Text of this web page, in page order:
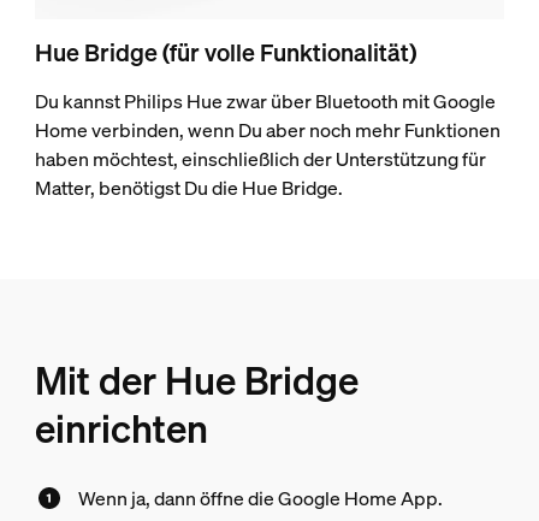
Hue Bridge (für volle Funktionalität)
Du kannst Philips Hue zwar über Bluetooth mit Google
Home verbinden, wenn Du aber noch mehr Funktionen
haben möchtest, einschließlich der Unterstützung für
Matter, benötigst Du die Hue Bridge.
Mit der Hue Bridge
einrichten
Wenn ja, dann öffne die Google Home App.